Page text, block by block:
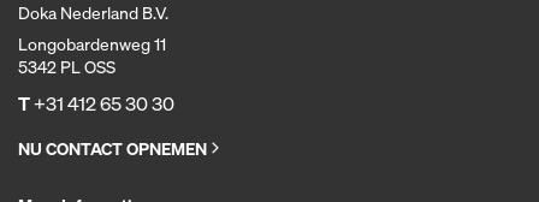
Doka Nederland B.V.
Longobardenweg 11
5342 PL OSS
T+31 412 65 30 30
NU CONTACT OPNEMEN